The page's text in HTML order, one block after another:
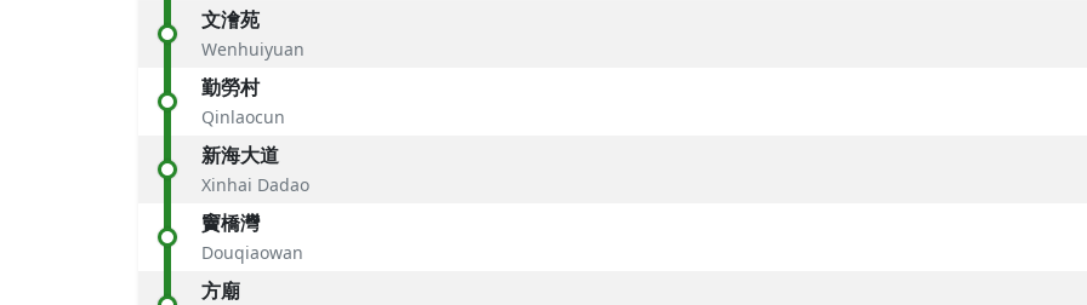
文澮苑
Wenhuiyuan
勤勞村
Qinlaocun
新海大道
Xinhai Dadao
竇橋灣
Douqiaowan
方廟